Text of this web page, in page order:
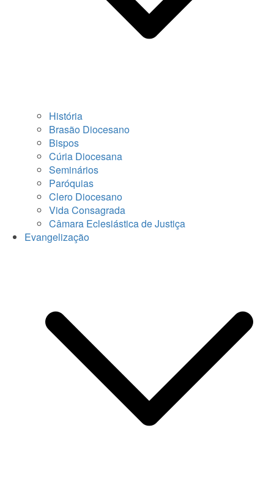
História
Brasão Diocesano
Bispos
Cúria Diocesana
Seminários
Paróquias
Clero Diocesano
Vida Consagrada
Câmara Eclesiástica de Justiça
Evangelização